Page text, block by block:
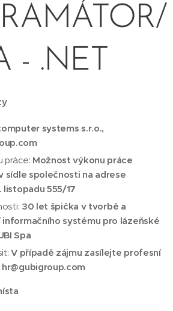
- .NET
systems s.r.o.,
práce: Možnost výkonu práce
sídle společnosti na adrese
listopadu 555/17
30 let špička v tvorbě a
systému pro lázeňské
Spa
V případě zájmu zasílejte profesní